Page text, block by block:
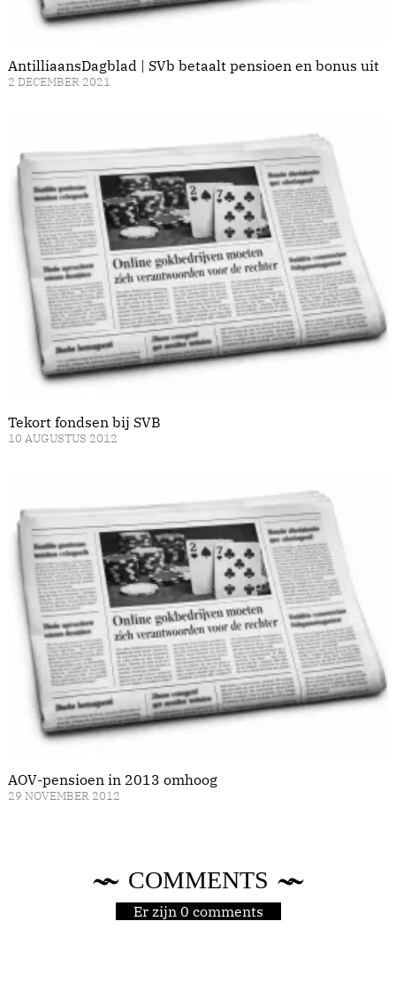
AntilliaansDagblad | SVb betaalt pensioen en bonus uit
2 DECEMBER 2021
Tekort fondsen bij SVB
10 AUGUSTUS 2012
AOV-pensioen in 2013 omhoog
29 NOVEMBER 2012
COMMENTS
Er zijn 0 comments